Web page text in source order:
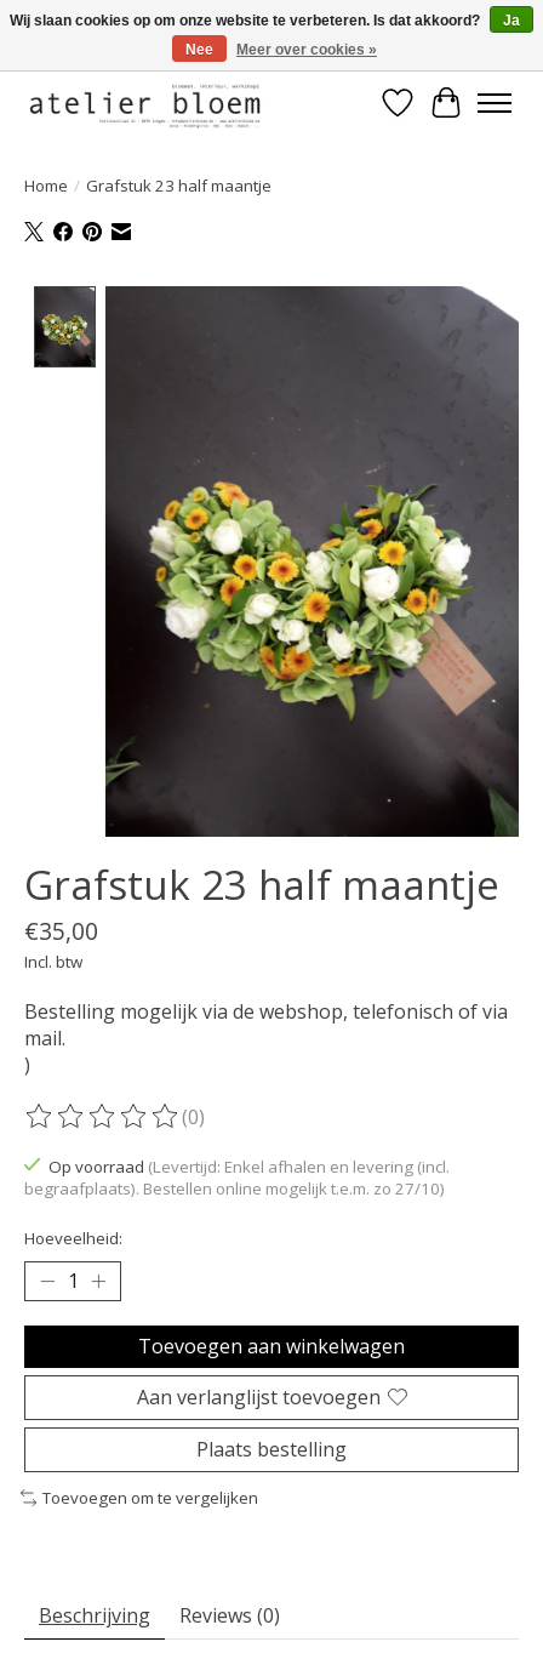
Welkom bij Atelier Bloem
Verlanglijst
Home / Grafstuk 23 half maantje
Grafstuk 23 half maantje
€35,00
Incl. btw
Bestelling mogelijk via de webshop, telefonisch of via
mail.
)
De beoordeling van dit product is
(0)
Op voorraad (Levertijd: Enkel afhalen en levering (incl.
begraafplaats). Bestellen online mogelijk t.e.m. zo 27/10)
Hoeveelheid:
Toevoegen aan winkelwagen
Aan verlanglijst toevoegen
Plaats bestelling
Toevoegen om te vergelijken
Beschrijving Reviews (0)
Wij slaan cookies op om onze website te verbeteren. Is dat akkoord?
Ja
Nee
Meer over cookies »